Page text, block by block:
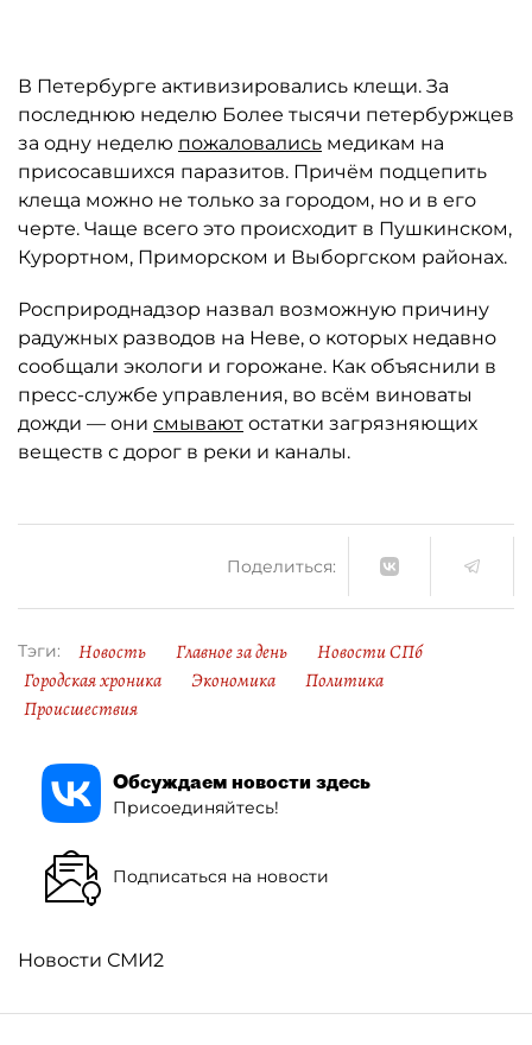
В Петербурге активизировались клещи. За
последнюю неделю Более тысячи петербуржцев
за одну неделю пожаловались медикам на
присосавшихся паразитов. Причём подцепить
клеща можно не только за городом, но и в его
черте. Чаще всего это происходит в Пушкинском,
Курортном, Приморском и Выборгском районах.
Росприроднадзор назвал возможную причину
радужных разводов на Неве, о которых недавно
сообщали экологи и горожане. Как объяснили в
пресс-службе управления, во всём виноваты
дожди — они смывают остатки загрязняющих
веществ с дорог в реки и каналы.
Поделиться:
Тэги: Новость Главное за день
Новости СПб
Городская хроника
Экономика
Политика
Происшествия
Обсуждаем новости здесь
Присоединяйтесь!
Подписаться на новости
Новости СМИ2